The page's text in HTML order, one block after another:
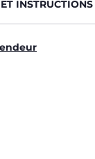
INSTRUCTIONS